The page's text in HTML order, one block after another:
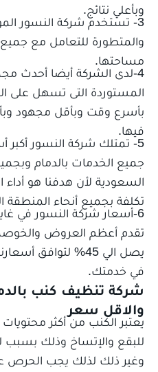
وبأعلي نتائج.
3- تستخدم شركة النسور
والمتطورة للتعامل مع
مساحتها.
4-لدى الشركة أيضا أحدث
المستوردة التى تسهل على
بأسرع وقت وبأقل مجهود
فيها.
5- تمتلك شركة النسور
جميع الخدمات بالدمام
السعودية لأن هدفنا هو
تكلفة بجميع أنحاء المنطقة
6-أسعار شركة النسور في
تقدم أعظم العروض
يصل الي 45% لتوافق أسعارنا كل الفئات شركة النسور
في خدمتك.
شركة تنظيف كنب
والاقل سعر
يعتبر الكنب من أكثر محتويات
للبقع والإتساخ وذلك بسبب
وغير ذلك لذلك يجب الحرص